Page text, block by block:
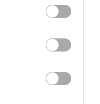
έπεσε θύμα
διαδικτυακής
παρέλαβε
07.08.2026 | 21:20
Τραγωδία στην
Εύβοια: Άνδρας